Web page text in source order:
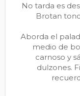
No tarda es
Brotan
Aborda el
medio de
carnoso y
dulzones.